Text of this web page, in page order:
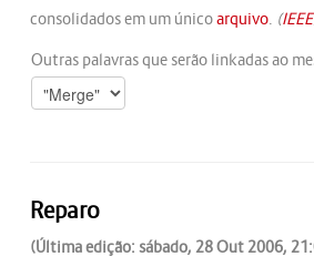
consolidados em um únicoarquivo. (IEEE
Outras palavras que serão linkadas ao
Reparo
(Última edição: sábado, 28 Out 2006,